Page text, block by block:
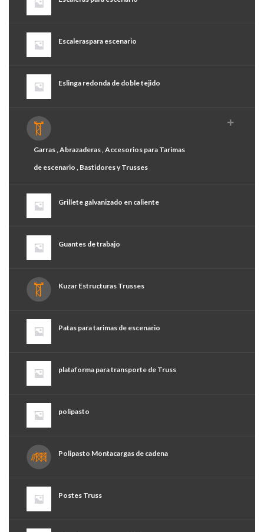
Escaleraspara escenario
Eslinga redonda de doble tejido
Garras , Abrazaderas , Accesorios para Tarimas
de escenario , Bastidores y Trusses
Grillete galvanizado en caliente
Guantes de trabajo
Kuzar Estructuras Trusses
Patas para tarimas de escenario
plataforma para transporte de Truss
polipasto
Polipasto Montacargas de cadena
Postes Truss